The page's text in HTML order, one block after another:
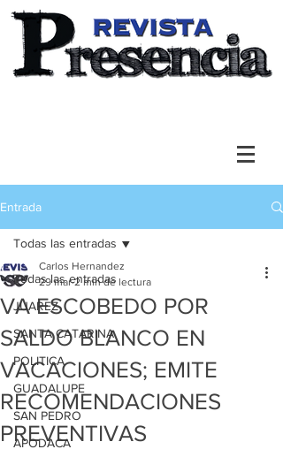
Entrada
Todas las entradas
JUAREZ
SANTA CATARINA
POLITICA
GUADALUPE
SAN PEDRO
APODACA
Todas las entradas
VA ESCOBEDO POR
SALDO BLANCO EN
VACACIONES; EMITE
RECOMENDACIONES
PREVENTIVAS
Carlos Hernandez
29 mar 2 min de lectura